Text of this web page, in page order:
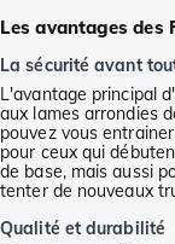
Les avantages des
La sécurité avant
L'avantage principal
aux lames arrondies
pouvez vous
pour ceux qui
de base, mais aussi
tenter de nouveaux
Qualité et durabilité